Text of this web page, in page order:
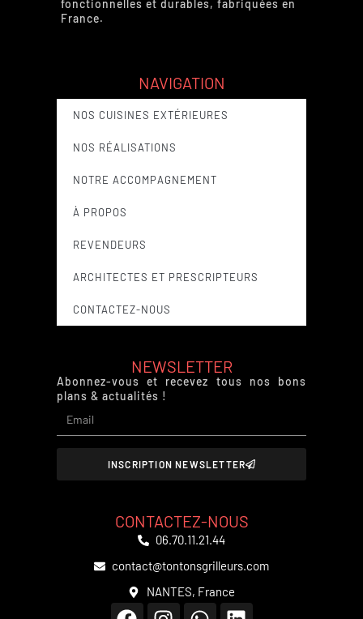
fonctionnelles et durables, fabriquées en
France.
NAVIGATION
NOS CUISINES EXTÉRIEURES
NOS RÉALISATIONS
NOTRE ACCOMPAGNEMENT
À PROPOS
REVENDEURS
ARCHITECTES ET PRESCRIPTEURS
CONTACTEZ-NOUS
NEWSLETTER
Abonnez-vous et recevez tous nos bons
plans & actualités !
INSCRIPTION NEWSLETTER
CONTACTEZ-NOUS
06.70.11.21.44
contact@tontonsgrilleurs.com
NANTES, France